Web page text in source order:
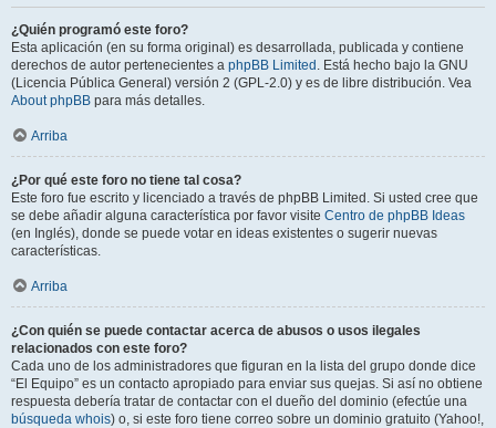
¿Quién programó este foro?
Esta aplicación (en su forma original) es desarrollada, publicada y contiene
derechos de autor pertenecientes a phpBB Limited . Está hecho bajo la GNU
(Licencia Pública General) versión 2 (GPL-2.0) y es de libre distribución. Vea
About phpBB para más detalles.
Arriba
¿Por qué este foro no tiene tal cosa?
Este foro fue escrito y licenciado a través de phpBB Limited. Si usted cree que
se debe añadir alguna característica por favor visite Centro de phpBB Ideas
(en Inglés), donde se puede votar en ideas existentes o sugerir nuevas
características.
Arriba
¿Con quién se puede contactar acerca de abusos o usos ilegales
relacionados con este foro?
Cada uno de los administradores que figuran en la lista del grupo donde dice
“El Equipo” es un contacto apropiado para enviar sus quejas. Si así no obtiene
respuesta debería tratar de contactar con el dueño del dominio (efectúe una
búsqueda whois) o, si este foro tiene correo sobre un dominio gratuito (Yahoo!,